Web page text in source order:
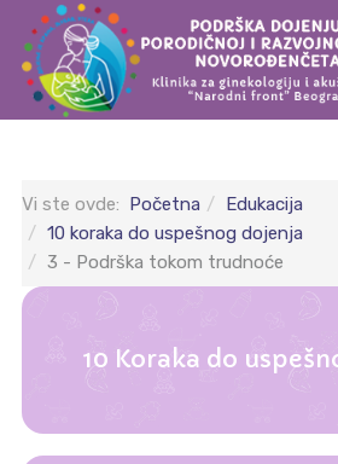
Vi ste ovde: Početna
Edukacija
10 koraka do uspešnog dojenja
3 - Podrška tokom trudnoće
10 Koraka do